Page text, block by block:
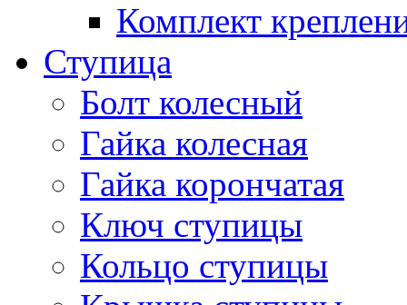
Комплект
Ступица
Болт колесный
Гайка колесная
Гайка корончатая
Ключ ступицы
Кольцо ступицы